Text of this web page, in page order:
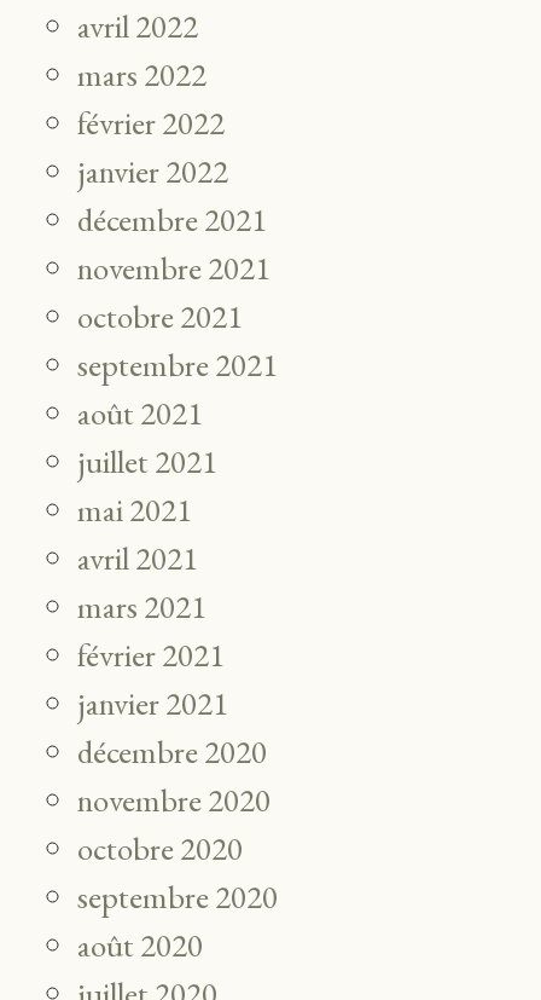
avril 2022
mars 2022
février 2022
janvier 2022
décembre 2021
novembre 2021
octobre 2021
septembre 2021
août 2021
juillet 2021
mai 2021
avril 2021
mars 2021
février 2021
janvier 2021
décembre 2020
novembre 2020
octobre 2020
septembre 2020
août 2020